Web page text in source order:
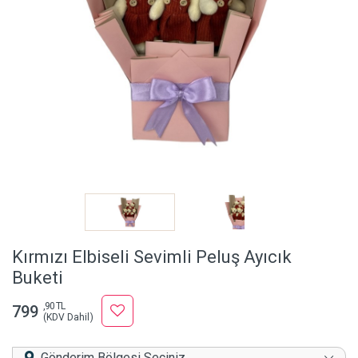
Kırmızı Elbiseli Sevimli Peluş Ayıcık
Buketi
799 ,90 TL
(KDV Dahil)